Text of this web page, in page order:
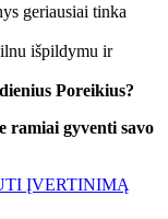
geriausiai tinka
išpildymu ir
Poreikius?
ramiai gyventi savo
ĮVERTINIMĄ